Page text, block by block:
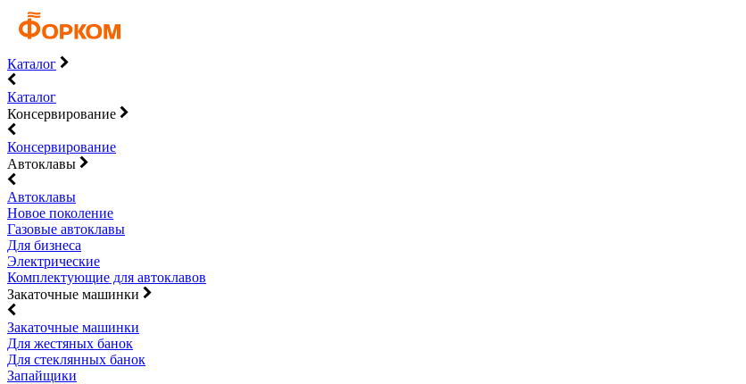
Каталог
Каталог
Консервирование
Консервирование
Автоклавы
Автоклавы
Новое поколение
Газовые автоклавы
Для бизнеса
Электрические
Комплектующие для автоклавов
Закаточные машинки
Закаточные машинки
Для жестяных банок
Для стеклянных банок
Запайщики